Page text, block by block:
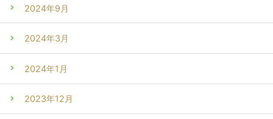
2024年9月
2024年3月
2024年1月
2023年12月